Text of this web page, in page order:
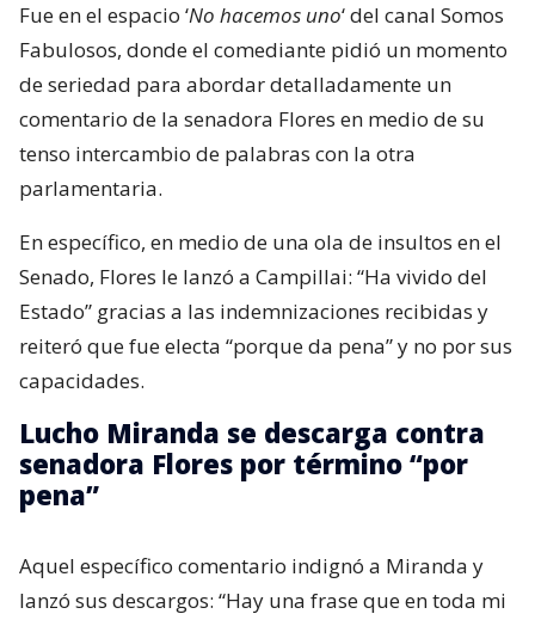
Fue en el espacio ‘No hacemos uno‘ del canal Somos
Fabulosos, donde el comediante pidió un momento
de seriedad para abordar detalladamente un
comentario de la senadora Flores en medio de su
tenso intercambio de palabras con la otra
parlamentaria.
En específico, en medio de una ola de insultos en el
Senado, Flores le lanzó a Campillai: “Ha vivido del
Estado” gracias a las indemnizaciones recibidas y
reiteró que fue electa “porque da pena” y no por sus
capacidades.
Lucho Miranda se descarga contra
senadora Flores por término “por
pena”
Aquel específico comentario indignó a Miranda y
lanzó sus descargos: “Hay una frase que en toda mi